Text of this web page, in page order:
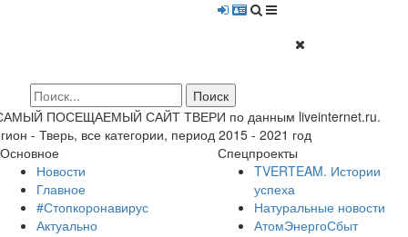
ПОСЕЩАЕМЫЙ САЙТ ТВЕРИ по данным liveinternet.ru.
- Тверь, все категории, период 2015 - 2021 год
Основное
Новости
Главное
#Стопкоронавирус
Актуально
Спецпроекты
TVERTEAM. Истории
успеха
Натуральные новости
АтомЭнергоСбыт